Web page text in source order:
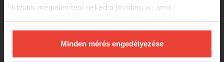
tudunk megjeleníteni neked a jövőben is, amit
biztosításához arra kérünk, hogy engedd meg
számunkra minden mérés használatát.
Természetesensoha semmilyen formában nem fogunk
Minden mérés engedélyezése
-15% 1 869 Ft